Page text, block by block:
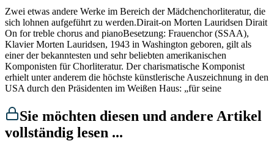
Zwei etwas andere Werke im Bereich der Mädchenchorliteratur, die
sich lohnen aufgeführt zu werden.Dirait-on Morten Lauridsen Dirait
On for treble chorus and pianoBesetzung: Frauenchor (SSAA),
Klavier Morten Lauridsen, 1943 in Washington geboren, gilt als
einer der bekanntesten und sehr beliebten amerikanischen
Komponisten für Chorliteratur. Der charismatische Komponist
erhielt unter anderem die höchste künstlerische Auszeichnung in den
USA durch den Präsidenten im Weißen Haus: „für seine
Sie möchten diesen und andere Artikel
vollständig lesen ...